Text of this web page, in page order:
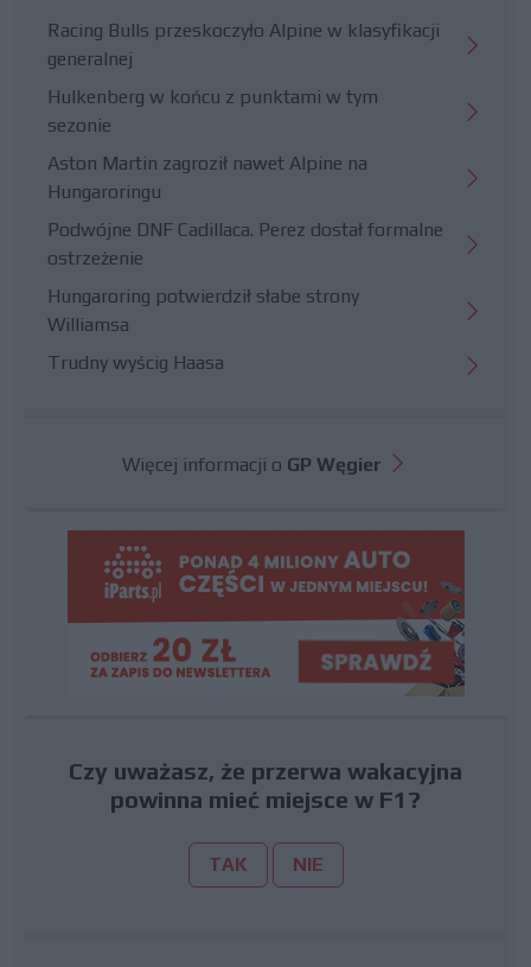
Racing Bulls przeskoczyło Alpine w klasyfikacji
generalnej
Hulkenberg w końcu z punktami w tym
sezonie
Aston Martin zagroził nawet Alpine na
Hungaroringu
Podwójne DNF Cadillaca. Perez dostał formalne
ostrzeżenie
Hungaroring potwierdził słabe strony
Williamsa
Trudny wyścig Haasa
Więcej informacji o GP Węgier
Czy uważasz, że przerwa wakacyjna
powinna mieć miejsce w F1?
TAK NIE